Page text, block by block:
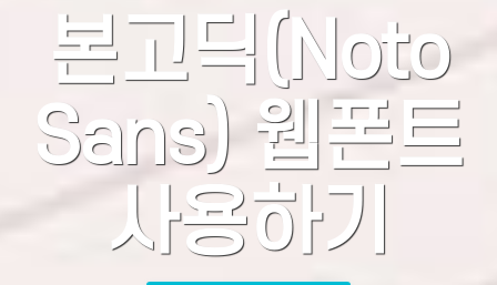
본고딕(Noto
Sans) 웹폰트
사용하기